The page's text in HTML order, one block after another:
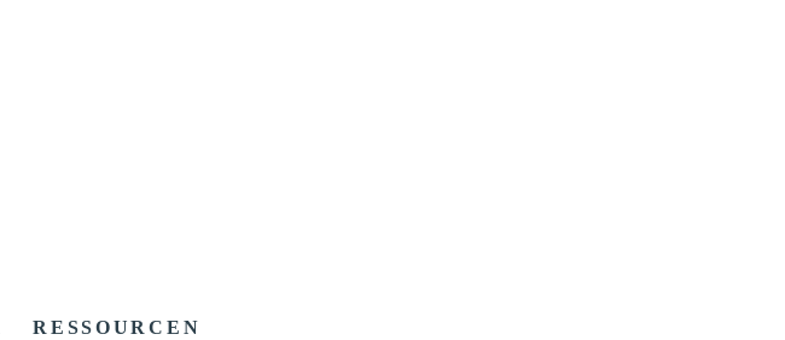
RESSOURCEN